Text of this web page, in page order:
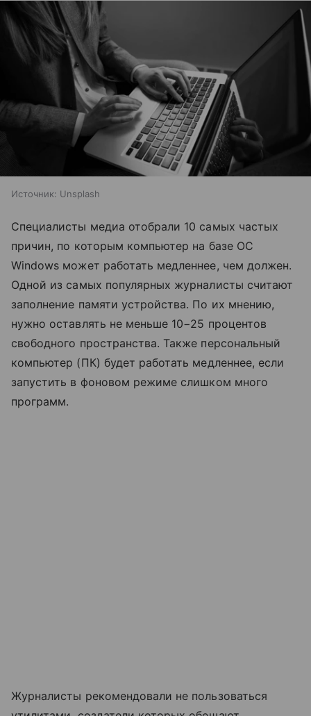
Источник: Unsplash
Специалисты медиа отобрали 10 самых частых
причин, по которым компьютер на базе ОС
Windows может работать медленнее, чем должен.
Одной из самых популярных журналисты считают
заполнение памяти устройства. По их мнению,
нужно оставлять не меньше 10−25 процентов
свободного пространства. Также персональный
компьютер (ПК) будет работать медленнее, если
запустить в фоновом режиме слишком много
программ.
Журналисты рекомендовали не пользоваться